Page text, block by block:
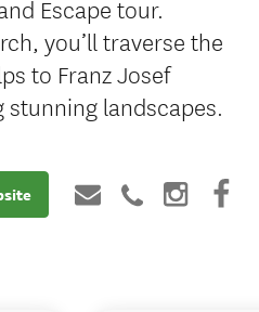
Escape tour.
you’ll traverse the
to Franz Josef
stunning landscapes.